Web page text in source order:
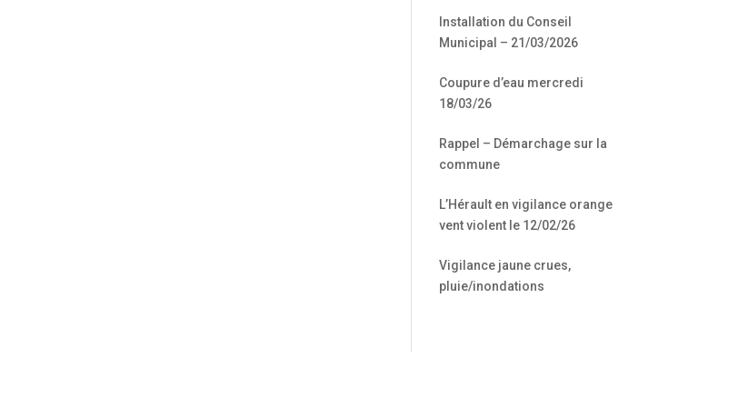
Installation du Conseil
Municipal – 21/03/2026
Coupure d’eau mercredi
18/03/26
Rappel – Démarchage sur la
commune
L’Hérault en vigilance orange
vent violent le 12/02/26
Vigilance jaune crues,
pluie/inondations